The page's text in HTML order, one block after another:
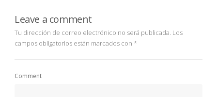
Leave a comment
Tu dirección de correo electrónico no será publicada. Los
campos obligatorios están marcados con *
Comment